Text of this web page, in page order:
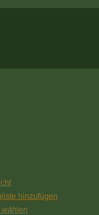
hinzufügen